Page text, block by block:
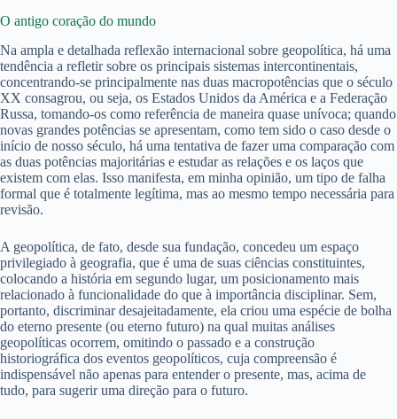
O antigo coração do mundo
Na ampla e detalhada reflexão internacional sobre geopolítica, há uma
tendência a refletir sobre os principais sistemas intercontinentais,
concentrando-se principalmente nas duas macropotências que o século
XX consagrou, ou seja, os Estados Unidos da América e a Federação
Russa, tomando-os como referência de maneira quase unívoca; quando
novas grandes potências se apresentam, como tem sido o caso desde o
início de nosso século, há uma tentativa de fazer uma comparação com
as duas potências majoritárias e estudar as relações e os laços que
existem com elas. Isso manifesta, em minha opinião, um tipo de falha
formal que é totalmente legítima, mas ao mesmo tempo necessária para
revisão.
A geopolítica, de fato, desde sua fundação, concedeu um espaço
privilegiado à geografia, que é uma de suas ciências constituintes,
colocando a história em segundo lugar, um posicionamento mais
relacionado à funcionalidade do que à importância disciplinar. Sem,
portanto, discriminar desajeitadamente, ela criou uma espécie de bolha
do eterno presente (ou eterno futuro) na qual muitas análises
geopolíticas ocorrem, omitindo o passado e a construção
historiográfica dos eventos geopolíticos, cuja compreensão é
indispensável não apenas para entender o presente, mas, acima de
tudo, para sugerir uma direção para o futuro.